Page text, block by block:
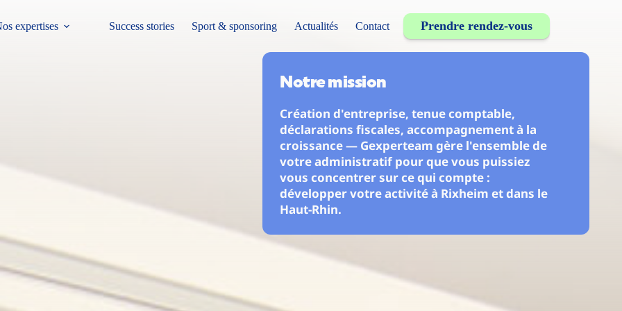
Prendre rendez-vous
expertises Success stories Sport & sponsoring Actualités Contact
Notre mission
Création d'entreprise, tenue comptable,
déclarations fiscales, accompagnement à la
croissance — Gexperteam gère l'ensemble de
votre administratif pour que vous puissiez
vous concentrer sur ce qui compte :
développer votre activité à Rixheim et dans le
Haut-Rhin.